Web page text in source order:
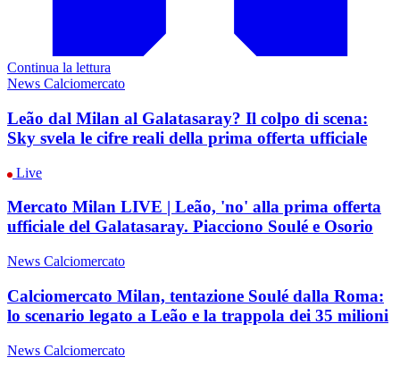
Continua la lettura
News Calciomercato
Leão dal Milan al Galatasaray? Il colpo di scena:
Sky svela le cifre reali della prima offerta ufficiale
Live
Mercato Milan LIVE | Leão, 'no' alla prima offerta
ufficiale del Galatasaray. Piacciono Soulé e Osorio
News Calciomercato
Calciomercato Milan, tentazione Soulé dalla Roma:
lo scenario legato a Leão e la trappola dei 35 milioni
News Calciomercato